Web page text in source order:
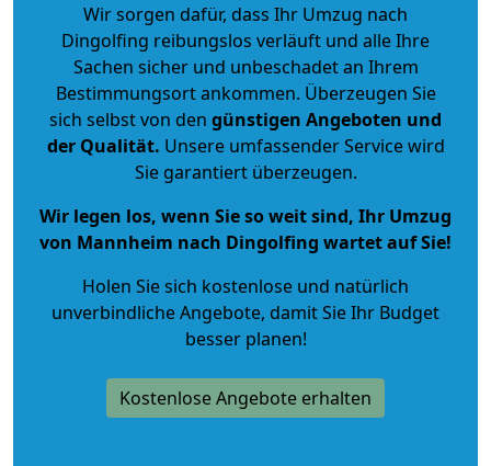
Wir sorgen dafür, dass Ihr Umzug nach
Dingolfing reibungslos verläuft und alle Ihre
Sachen sicher und unbeschadet an Ihrem
Bestimmungsort ankommen. Überzeugen Sie
sich selbst von den günstigen Angeboten und
der Qualität. Unsere umfassender Service wird
Sie garantiert überzeugen.
Wir legen los, wenn Sie so weit sind, Ihr Umzug
von Mannheim nach Dingolfing wartet auf Sie!
Holen Sie sich kostenlose und natürlich
unverbindliche Angebote, damit Sie Ihr Budget
besser planen!
Kostenlose Angebote erhalten